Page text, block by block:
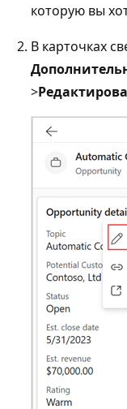
которую вы
В карточках
>